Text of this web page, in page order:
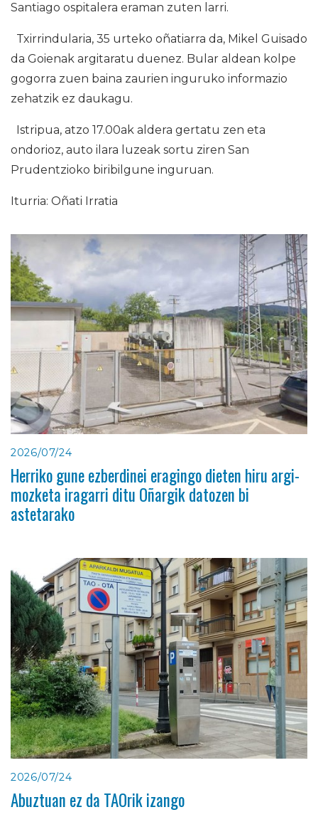
Santiago ospitalera eraman zuten larri.
Txirrindularia, 35 urteko oñatiarra da, Mikel Guisado
da Goienak argitaratu duenez. Bular aldean kolpe
gogorra zuen baina zaurien inguruko informazio
zehatzik ez daukagu.
Istripua, atzo 17.00ak aldera gertatu zen eta
ondorioz, auto ilara luzeak sortu ziren San
Prudentzioko biribilgune inguruan.
Iturria: Oñati Irratia
2026/07/24
Herriko gune ezberdinei eragingo dieten hiru argi-
mozketa iragarri ditu Oñargik datozen bi
astetarako
2026/07/24
Abuztuan ez da TAOrik izango